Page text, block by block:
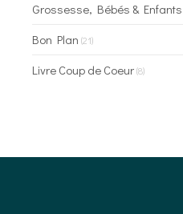
Grossesse, Bébés & Enfants
Bon Plan (21)
Livre Coup de Coeur(8)